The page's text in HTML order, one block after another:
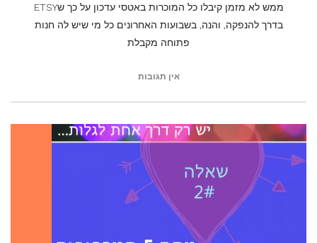
ממש לא מזמן קיבלו כל המוכרות באטסי עדכון על כך שETSY
בדרך להנפקה, והנה, בשבועות האחרונים כל מי שיש לה חנות
פתוחה מקבלת
אין תגובות